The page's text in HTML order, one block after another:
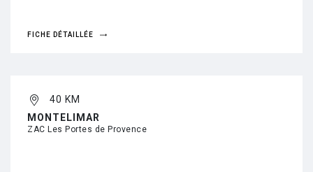
FICHE DÉTAILLÉE
40 KM
MONTELIMAR
ZAC Les Portes de Provence